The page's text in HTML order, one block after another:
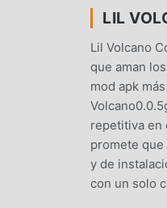
LIL
Lil Volcano
que aman
mod apk
repetitiva en
promete que
y de
con un solo